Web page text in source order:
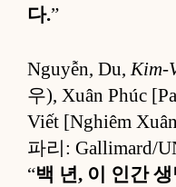
다.”
Nguyễn, Du,Kim-
우), Xuân Phúc
Viết [Nghiêm
파리: Gallimard/
“백 년, 이 인간